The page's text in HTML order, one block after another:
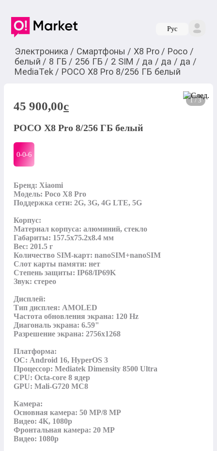
Руc
Электроника / Смартфоны / X8 Pro / Poco /
белый / 8 ГБ / 256 ГБ / 2 SIM / да / да / да /
MediaTek / POCO X8 Pro 8/256 ГБ белый
1 / 3
45 900,00c
POCO X8 Pro 8/256 ГБ белый
0-0-6
Бренд: Xiaomi
Модель: Poco X8 Pro
Поддержка сети: 2G, 3G, 4G LTE, 5G
Корпус:
Материал корпуса: алюминий, стекло
Габариты: 157.5x75.2x8.4 мм
Вес: 201.5 г
Количество SIM-карт: nanoSIM+nanoSIM
Слот карты памяти: нет
Степень защиты: IP68/IP69K
Звук: стерео
Дисплей:
Тип дисплея: AMOLED
Частота обновления экрана: 120 Hz
Диагональ экрана: 6.59"
Разрешение экрана: 2756x1268
Платформа:
ОС: Android 16, HyperOS 3
Процессор: Mediatek Dimensity 8500 Ultra
CPU: Octa-core 8 ядер
GPU: Mali-G720 MC8
Камера:
Основная камера: 50 MP/8 MP
Видео: 4K, 1080p
Фронтальная камера: 20 MP
Видео: 1080p